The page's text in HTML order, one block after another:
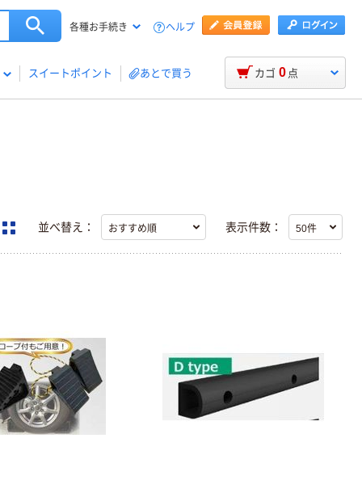
各種お手続き ヘルプ
スイートポイント あとで買う カゴ 0 点
並べ替え： 表示件数：